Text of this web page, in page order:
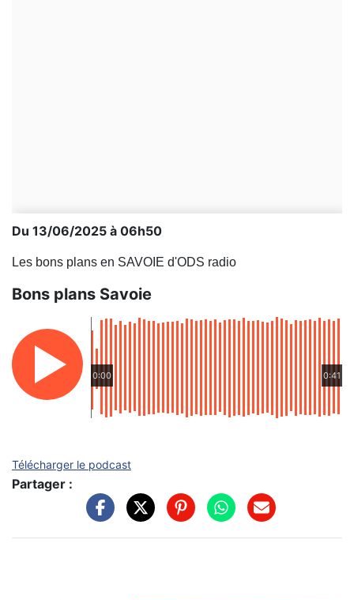
Du 13/06/2025 à 06h50
Les bons plans en SAVOIE d'ODS radio
Bons plans Savoie
0:00 0:41
Télécharger le podcast
Partager :